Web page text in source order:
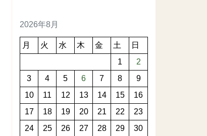
2026年8月
月 火 水 木 金 土
日
1
2
3
4 5 6 7 8
9
10
11 12 13 14 15
16
17
18 19 20 21 22
23
24
25 26 27 28 29
30